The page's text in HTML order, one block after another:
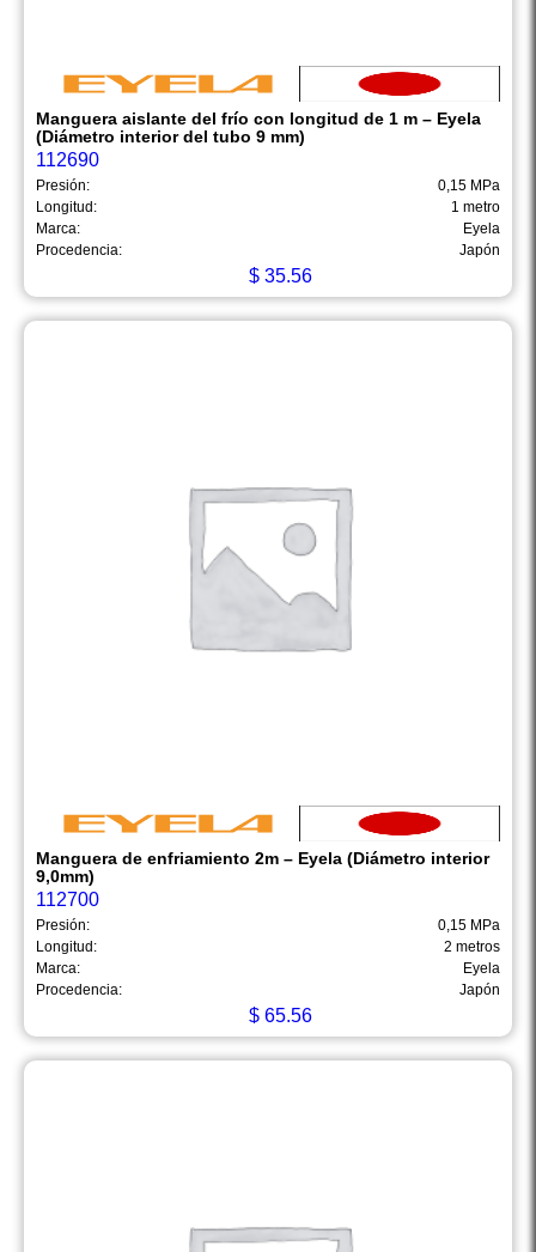
Manguera aislante del frío con longitud de 1 m – Eyela
(Diámetro interior del tubo 9 mm)
112690
Presión:
0,15 MPa
Longitud:
1 metro
Marca:
Eyela
Procedencia:
Japón
$35.56
Manguera de enfriamiento 2m – Eyela (Diámetro interior
9,0mm)
112700
Presión:
0,15 MPa
Longitud:
2 metros
Marca:
Eyela
Procedencia:
Japón
$65.56